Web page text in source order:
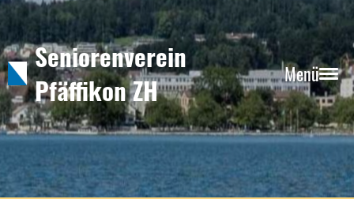
Menü
Seniorenverein
Pfäffikon ZH